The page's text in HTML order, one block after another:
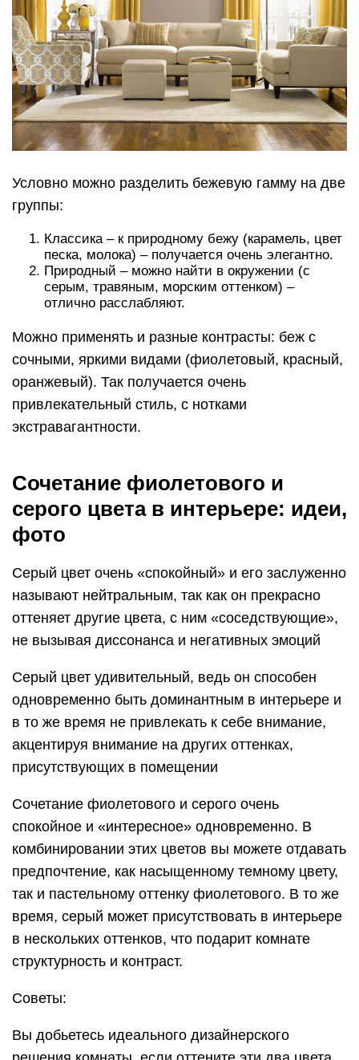
Условно можно разделить бежевую гамму на две
группы:
Классика – к природному бежу (карамель, цвет
песка, молока) – получается очень элегантно.
Природный – можно найти в окружении (с
серым, травяным, морским оттенком) –
отлично расслабляют.
Можно применять и разные контрасты: беж с
сочными, яркими видами (фиолетовый, красный,
оранжевый). Так получается очень
привлекательный стиль, с нотками
экстравагантности.
Сочетание фиолетового и
серого цвета в интерьере: идеи,
фото
Серый цвет очень «спокойный» и его заслуженно
называют нейтральным, так как он прекрасно
оттеняет другие цвета, с ним «соседствующие»,
не вызывая диссонанса и негативных эмоций
Серый цвет удивительный, ведь он способен
одновременно быть доминантным в интерьере и
в то же время не привлекать к себе внимание,
акцентируя внимание на других оттенках,
присутствующих в помещении
Сочетание фиолетового и серого очень
спокойное и «интересное» одновременно. В
комбинировании этих цветов вы можете отдавать
предпочтение, как насыщенному темному цвету,
так и пастельному оттенку фиолетового. В то же
время, серый может присутствовать в интерьере
в нескольких оттенков, что подарит комнате
структурность и контраст.
Советы:
Вы добьетесь идеального дизайнерского